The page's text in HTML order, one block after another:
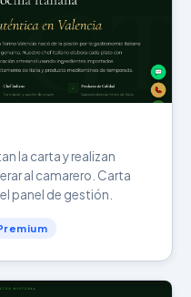
la carta y realizan
al camarero. Carta
panel de gestión.